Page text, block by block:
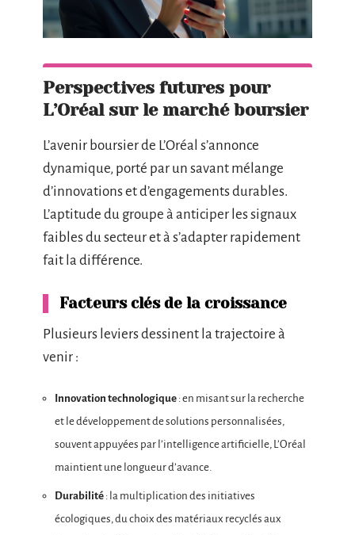
Perspectives futures pour
L’Oréal sur le marché boursier
L’avenir boursier de L’Oréal s’annonce
dynamique, porté par un savant mélange
d’innovations et d’engagements durables.
L’aptitude du groupe à anticiper les signaux
faibles du secteur et à s’adapter rapidement
fait la différence.
Facteurs clés de la croissance
Plusieurs leviers dessinent la trajectoire à
venir :
Innovation technologique : en misant sur la recherche
et le développement de solutions personnalisées,
souvent appuyées par l’intelligence artificielle, L’Oréal
maintient une longueur d’avance.
Durabilité : la multiplication des initiatives
écologiques, du choix des matériaux recyclés aux